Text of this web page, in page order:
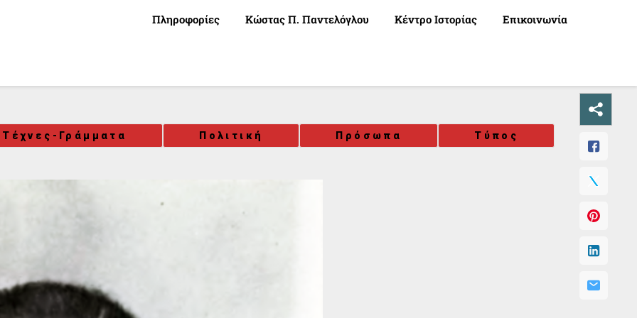
Πληροφορίες Κώστας Π. Παντελόγλου Κέντρο Ιστορίας Επικοινωνία
Γράμματα Πολιτική Πρόσωπα Τύπος